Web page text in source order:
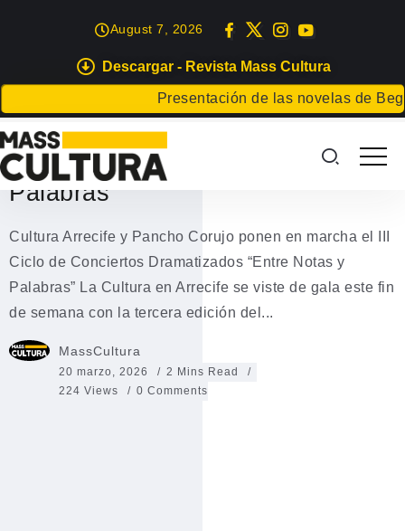
Descargar - Revista Mass Cultura
Presentación de las novelas de Begoña
August 7, 2026
EVENTOS
III Ciclo de Conciertos
Dramatizados “Entre Notas y
Palabras”
Cultura Arrecife y Pancho Corujo ponen en marcha el III
Ciclo de Conciertos Dramatizados “Entre Notas y
Palabras” La Cultura en Arrecife se viste de gala este fin
de semana con la tercera edición del...
MassCultura
20 marzo, 2026
2 Mins Read
224 Views
0 Comments